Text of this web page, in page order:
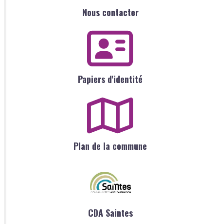
Nous contacter
Papiers d'identité
Plan de la commune
CDA Saintes